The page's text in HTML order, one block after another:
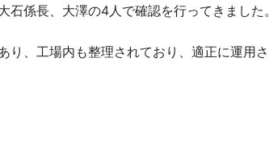
石係長、大澤の4人で確認を行ってきました
り、工場内も整理されており、適正に運用